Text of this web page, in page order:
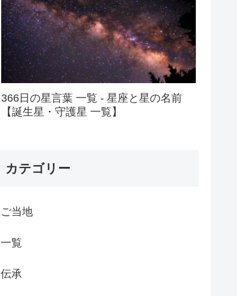
366日の星言葉 一覧 - 星座と星の名前
【誕生星・守護星 一覧】
カテゴリー
ご当地
一覧
伝承